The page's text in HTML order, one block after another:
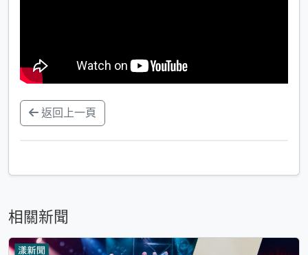
返回上一頁
相關新聞